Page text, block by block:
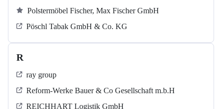
Polstermöbel Fischer, Max Fischer GmbH
Pöschl Tabak GmbH & Co. KG
R
ray group
Reform-Werke Bauer & Co Gesellschaft m.b.H
REICHHART Logistik GmbH